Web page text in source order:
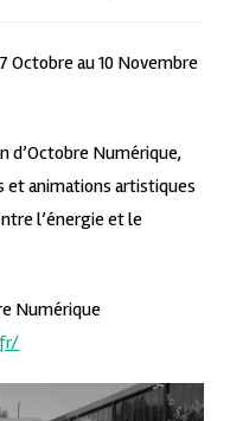
Octobre au 10 Novembre
d’Octobre Numérique,
et animations artistiques
l’énergie et le
Numérique